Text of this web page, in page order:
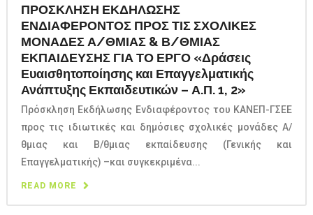
ΠΡΟΣΚΛΗΣΗ ΕΚΔΗΛΩΣΗΣ
ΕΝΔΙΑΦΕΡΟΝΤΟΣ ΠΡΟΣ ΤΙΣ ΣΧΟΛΙΚΕΣ
ΜΟΝΑΔΕΣ Α/ΘΜΙΑΣ & Β/ΘΜΙΑΣ
ΕΚΠΑΙΔΕΥΣΗΣ ΓΙΑ ΤΟ ΕΡΓΟ «Δράσεις
Ευαισθητοποίησης και Επαγγελματικής
Ανάπτυξης Εκπαιδευτικών – Α.Π. 1, 2»
Πρόσκληση Εκδήλωσης Ενδιαφέροντος του ΚΑΝΕΠ-ΓΣΕΕ
προς τις ιδιωτικές και δημόσιες σχολικές μονάδες Α/
θμιας και Β/θμιας εκπαίδευσης (Γενικής και
Επαγγελματικής) –και συγκεκριμένα...
READ MORE